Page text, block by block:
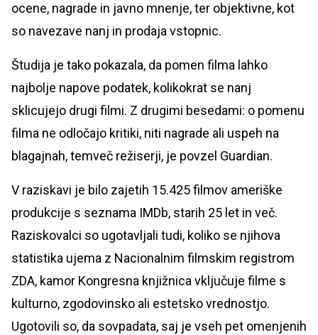
ocene, nagrade in javno mnenje, ter objektivne, kot
so navezave nanj in prodaja vstopnic.
Študija je tako pokazala, da pomen filma lahko
najbolje napove podatek, kolikokrat se nanj
sklicujejo drugi filmi. Z drugimi besedami: o pomenu
filma ne odločajo kritiki, niti nagrade ali uspeh na
blagajnah, temveč režiserji, je povzel Guardian.
V raziskavi je bilo zajetih 15.425 filmov ameriške
produkcije s seznama IMDb, starih 25 let in več.
Raziskovalci so ugotavljali tudi, koliko se njihova
statistika ujema z Nacionalnim filmskim registrom
ZDA, kamor Kongresna knjižnica vključuje filme s
kulturno, zgodovinsko ali estetsko vrednostjo.
Ugotovili so, da sovpadata, saj je vseh pet omenjenih